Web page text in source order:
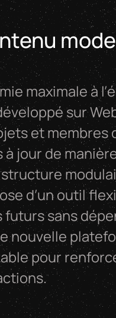
maximale à
sur
et membres
jour de
d’un outil
futurs sans
nouvelle
pour